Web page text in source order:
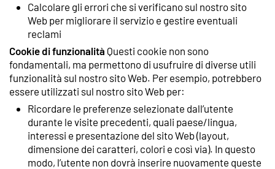
Calcolare gli errori che si verificano sul nostro sito
Web per migliorare il servizio e gestire eventuali
reclami
Cookie di funzionalità Questi cookie non sono
fondamentali, ma permettono di usufruire di diverse utili
funzionalità sul nostro sito Web. Per esempio, potrebbero
essere utilizzati sul nostro sito Web per:
Ricordare le preferenze selezionate dall’utente
durante le visite precedenti, quali paese/lingua,
interessi e presentazione del sito Web (layout,
dimensione dei caratteri, colori e così via). In questo
modo, l’utente non dovrà inserire nuovamente queste